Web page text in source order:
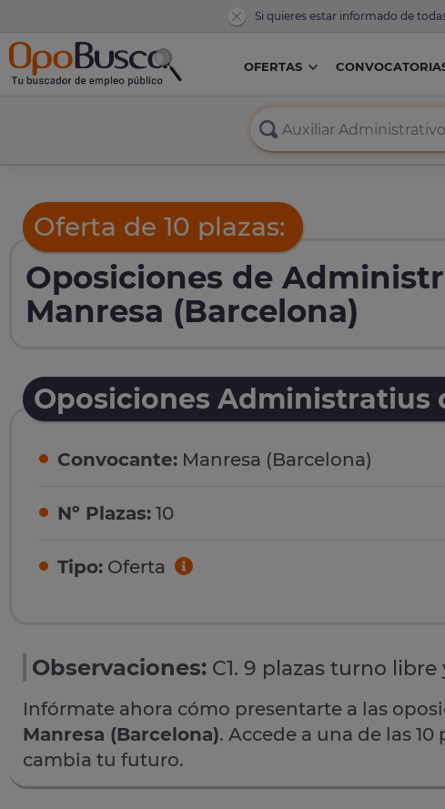
Si quieres estar informado de
OFERTAS
Oferta de 10 plazas:
Oposiciones de
Manresa (Barcelona)
Oposiciones Administratius
Convocante: Manresa (Barcelona)
Nº Plazas: 10
Tipo: Oferta
Observaciones: C1. 9 plazas turno
Infórmate ahora cómo presentarte a las
Manresa (Barcelona). Accede a una de las 10
cambia tu futuro.